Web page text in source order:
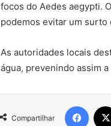
focos do Aedes aegypti.
podemos evitar um surto
As autoridades locais
água, prevenindo assim
Compartilhar